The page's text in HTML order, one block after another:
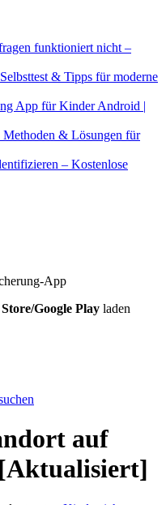
funktioniert nicht –
& Tipps für moderne
App für Kinder Android |
& Lösungen für
– Kostenlose
App
Google Play laden
auf